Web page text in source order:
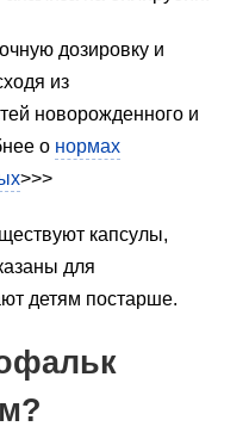
дозировку и
из
новорожденного и
о нормах
>>>
капсулы,
для
детям постарше.